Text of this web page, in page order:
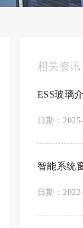
相关资讯
ESS玻璃
日期：
智能系统
日期：